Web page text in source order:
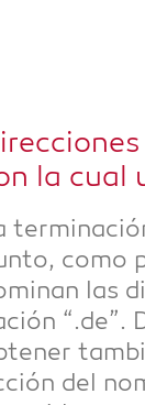
la cual
como
las
“.de”.
del